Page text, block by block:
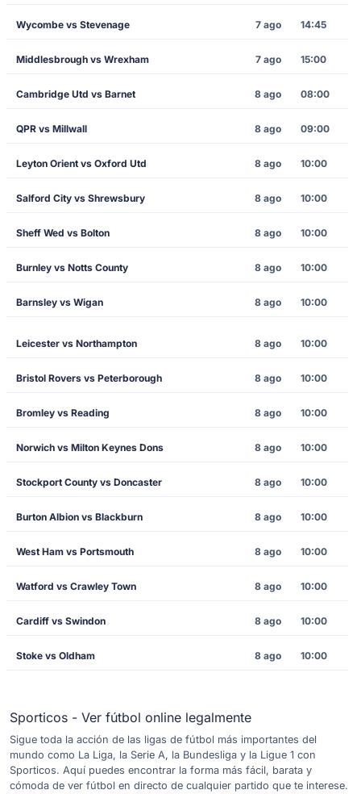
Wycombe vs Stevenage 7 ago 14:45
Middlesbrough vs Wrexham 7 ago 15:00
Cambridge Utd vs Barnet 8 ago 08:00
QPR vs Millwall 8 ago 09:00
Leyton Orient vs Oxford Utd 8 ago 10:00
Salford City vs Shrewsbury 8 ago 10:00
Sheff Wed vs Bolton 8 ago 10:00
Burnley vs Notts County 8 ago 10:00
Barnsley vs Wigan 8 ago 10:00
Leicester vs Northampton 8 ago 10:00
Bristol Rovers vs Peterborough 8 ago 10:00
Bromley vs Reading 8 ago 10:00
Norwich vs Milton Keynes Dons 8 ago 10:00
Stockport County vs Doncaster 8 ago 10:00
Burton Albion vs Blackburn 8 ago 10:00
West Ham vs Portsmouth 8 ago 10:00
Watford vs Crawley Town 8 ago 10:00
Cardiff vs Swindon 8 ago 10:00
Stoke vs Oldham 8 ago 10:00
Sporticos - Ver fútbol online legalmente
Sigue toda la acción de las ligas de fútbol más importantes del
mundo como La Liga, la Serie A, la Bundesliga y la Ligue 1 con
Sporticos. Aquí puedes encontrar la forma más fácil, barata y
cómoda de ver fútbol en directo de cualquier partido que te interese.